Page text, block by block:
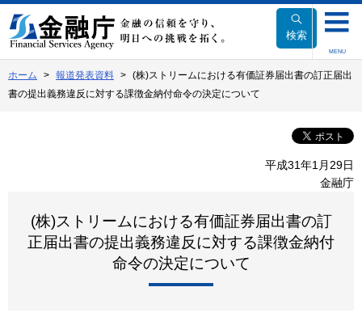
文
へ
動
検索
MENU
ホーム 報道発表資料
(株)ストリームにおける有価証券届出書の訂正届出
書の提出義務違反に対する課徴金納付命令の決定について
平成31年1月29日
金融庁
(株)ストリームにおける有価証券届出書の訂
正届出書の提出義務違反に対する課徴金納付
命令の決定について